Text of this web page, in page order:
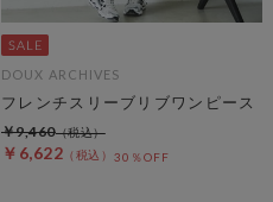
DOUX ARCHIVES
フレンチスリーブリブワンピース
￥6,622 30％OFF
￥9,460